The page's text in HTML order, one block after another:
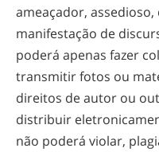
ameaçador,
manifestação de
poderá apenas fazer
transmitir fotos ou
direitos de autor ou
distribuir
não poderá violar,